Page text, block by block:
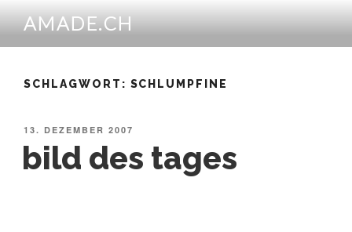
Inhalt
springen
AMADE.CH
SCHLAGWORT: SCHLUMPFINE
VERÖFFENTLICHT
AM
13. DEZEMBER 2007
bild des tages